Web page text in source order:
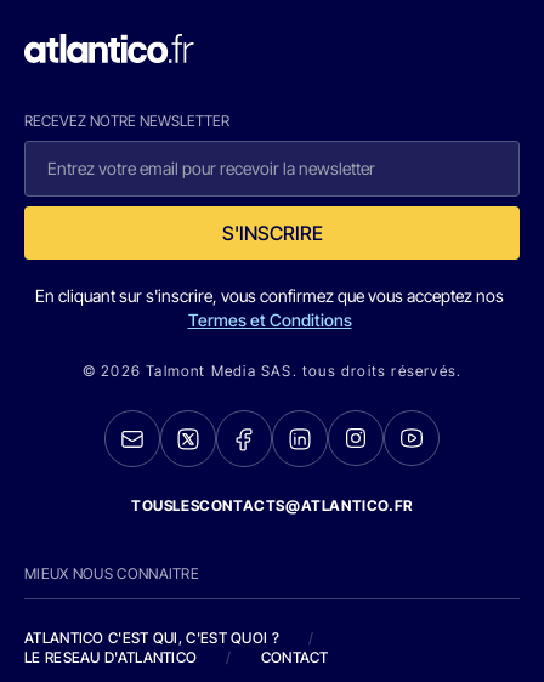
RECEVEZ NOTRE NEWSLETTER
S'INSCRIRE
En cliquant sur s'inscrire, vous confirmez que vous acceptez nos
Termes et Conditions
© 2026 Talmont Media SAS. tous droits réservés.
TOUSLESCONTACTS@ATLANTICO.FR
MIEUX NOUS CONNAITRE
ATLANTICO C'EST QUI, C'EST QUOI ?
/
LE RESEAU D'ATLANTICO
/ CONTACT